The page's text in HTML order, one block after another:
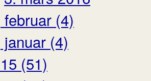
februar (4)
januar (4)
(51)